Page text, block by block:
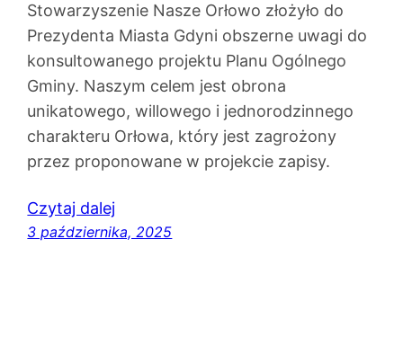
Stowarzyszenie Nasze Orłowo złożyło do
Prezydenta Miasta Gdyni obszerne uwagi do
konsultowanego projektu Planu Ogólnego
Gminy. Naszym celem jest obrona
unikatowego, willowego i jednorodzinnego
charakteru Orłowa, który jest zagrożony
przez proponowane w projekcie zapisy.
Czytaj dalej
3 października, 2025